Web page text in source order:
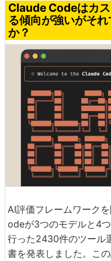
Claude Codeはカ
る傾向が強いがそ
か？
AI評価フレームワーク
odeが3つのモデルと4
行った2430件のツール
書を発表しました。こ